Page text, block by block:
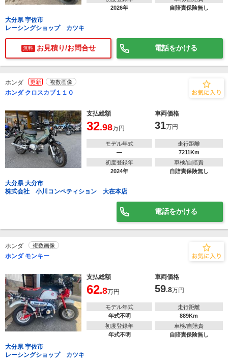
2026年
自賠責保険無し
大分県 宇佐市
レーシングショップ カツキ
無料 お見積り/お問合せ 電話をかける
ホンダ 更新 複数画像
ホンダ クロスカブ１１０
支払総額 車両価格
32.98万円 31万円
モデル年式
―
走行距離
7211Km
初度登録年
2024年
車検/自賠責
自賠責保険無し
大分県 大分市
株式会社 小川コンペティション 大在本店
電話をかける
ホンダ 複数画像
ホンダ モンキー
支払総額 車両価格
62.8万円 59.8万円
モデル年式
年式不明
走行距離
889Km
初度登録年
年式不明
車検/自賠責
自賠責保険無し
大分県 宇佐市
レーシングショップ カツキ